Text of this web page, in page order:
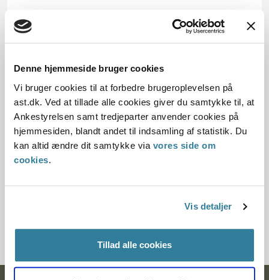
Denne hjemmeside bruger cookies
Vi bruger cookies til at forbedre brugeroplevelsen på
ast.dk. Ved at tillade alle cookies giver du samtykke til, at
Ankestyrelsen samt tredjeparter anvender cookies på
hjemmesiden, blandt andet til indsamling af statistik. Du
kan altid ændre dit samtykke via vores side om
cookies.
Vis detaljer
Tillad alle cookies
29.07.2004
Offentliggørelsesdato
11.07.2013
Denne principafgørelse er kasseret den 2. juli 2019,
da der er kommet nye regler på området.
Paragraf
§ 14 § 15